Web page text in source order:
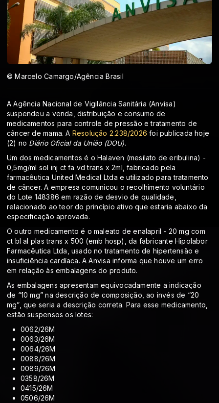
© Marcelo Camargo/Agência Brasil
A Agência Nacional de Vigilância Sanitária (Anvisa)
suspendeu a venda, distribuição e consumo de
medicamentos para controle de pressão e tratamento de
câncer de mama. A Resolução 2.238/2026 foi publicada hoje
(2) no Diário Oficial da União (DOU).
Um dos medicamentos é o Halaven (mesilato de eribulina) -
0,5mg/ml sol inj ct fa vd trans x 2ml, fabricado pela
farmacêutica United Medical Ltda e utilizado para tratamento
de câncer. A empresa comunicou o recolhimento voluntário
do Lote 148386 em razão de desvio de qualidade,
relacionado ao teor do princípio ativo que estaria abaixo da
especificação aprovada.
O outro medicamento é o maleato de enalapril - 20 mg com
ct bl al plas trans x 500 (emb hosp), da fabricante Hipolabor
Farmacêutica Ltda, usado no tratamento de hipertensão e
insuficiência cardíaca. A Anvisa informa que houve um erro
em relação às embalagens do produto.
As embalagens apresentam equivocadamente a indicação
de “10 mg” na descrição de composição, ao invés de “20
mg”, que seria a descrição correta. Para esse medicamento,
estão suspensos os lotes:
0062/26M
0063/26M
0064/26M
0088/26M
0089/26M
0358/26M
0415/26M
0506/26M